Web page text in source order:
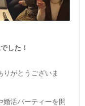
した！
がとうございま
婚活パーティーを開